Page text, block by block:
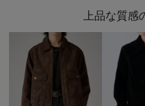
上品な質